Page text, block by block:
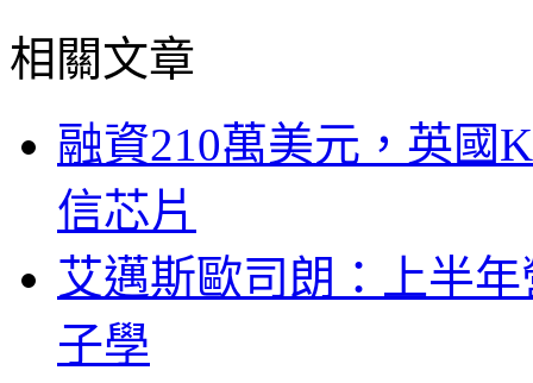
相關文章
融資210萬美元，英國
信芯片
艾邁斯歐司朗：上半
子學